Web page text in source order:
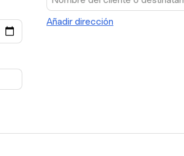
Añadir dirección